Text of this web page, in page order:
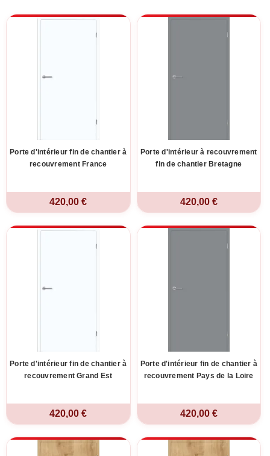
Porte d'intérieur fin de chantier à
recouvrement France
420,00 €
Porte d'intérieur à recouvrement
fin de chantier Bretagne
420,00 €
Porte d'intérieur fin de chantier à
recouvrement Grand Est
420,00 €
Porte d'intérieur fin de chantier à
recouvrement Pays de la Loire
420,00 €